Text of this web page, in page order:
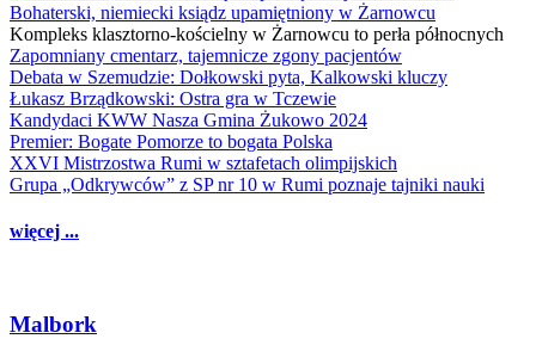
Bohaterski, niemiecki ksiądz upamiętniony w Żarnowcu
Kompleks klasztorno-kościelny w Żarnowcu to perła północnych
Zapomniany cmentarz, tajemnicze zgony pacjentów
Debata w Szemudzie: Dołkowski pyta, Kalkowski kluczy
Łukasz Brządkowski: Ostra gra w Tczewie
Kandydaci KWW Nasza Gmina Żukowo 2024
Premier: Bogate Pomorze to bogata Polska
XXVI Mistrzostwa Rumi w sztafetach olimpijskich
Grupa „Odkrywców” z SP nr 10 w Rumi poznaje tajniki nauki
więcej ...
Malbork